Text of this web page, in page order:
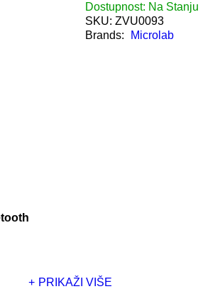
Dostupnost: Na Stanju
SKU: ZVU0093
Brands:
Microlab
PRIKAŽI VIŠE